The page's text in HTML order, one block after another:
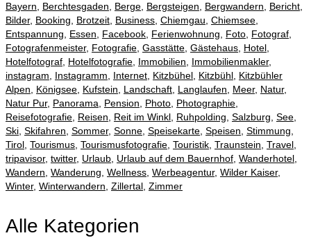
Bayern
Berchtesgaden Berge Bergsteigen Bergwandern Bericht
Bilder, Booking Brotzeit Business Chiemgau Chiemsee
Entspannung
Essen Facebook Ferienwohnung Foto Fotograf
Fotografenmeister, Fotografie Gasstätte Gästehaus Hotel
Hotelfotograf Hotelfotografie Immobilien Immobilienmakler,
instagram
Instagramm Internet Kitzbühel Kitzbühl Kitzbühler
Alpen
Königsee Kufstein Landschaft Langlaufen Meer, Natur,
Natur Pur, Panorama Pension Photo Photographie
Reisefotografie Reisen Reit im Winkl Ruhpolding Salzburg See
Ski Skifahren Sommer, Sonne Speisekarte Speisen Stimmung
Tirol Tourismus Tourismusfotografie Touristik Traunstein Travel
tripavisor, twitter, Urlaub Urlaub auf dem Bauernhof Wanderhotel
Wandern Wanderung Wellness Werbeagentur, Wilder Kaiser,
Winter, Winterwandern Zillertal Zimmer
Alle Kategorien